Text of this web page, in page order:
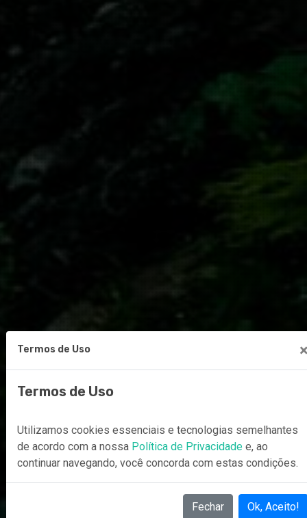
Termos de Uso
Termos de Uso
Utilizamos cookies essenciais e tecnologias semelhantes
de acordo com a nossa Política de Privacidade e, ao
continuar navegando, você concorda com estas condições.
Fechar Ok, Aceito!